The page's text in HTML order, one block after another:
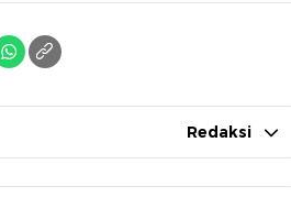
Redaksi